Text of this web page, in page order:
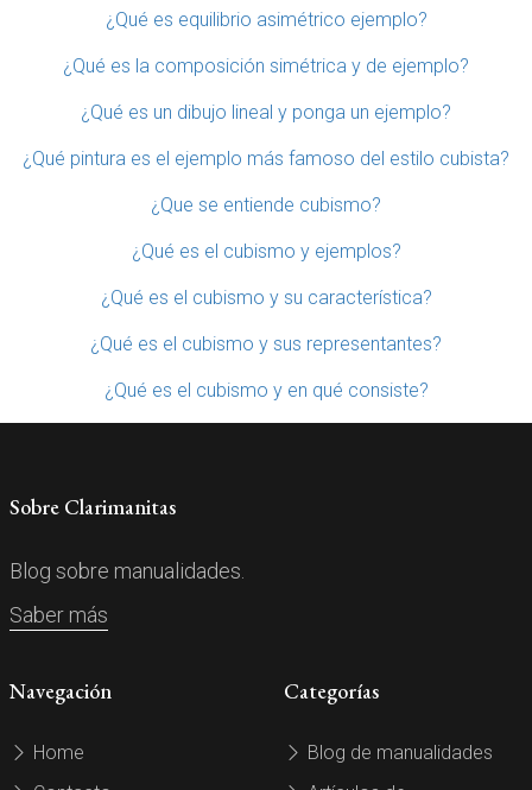
¿Qué es equilibrio asimétrico ejemplo?
¿Qué es la composición simétrica y de ejemplo?
¿Qué es un dibujo lineal y ponga un ejemplo?
¿Qué pintura es el ejemplo más famoso del estilo cubista?
¿Que se entiende cubismo?
¿Qué es el cubismo y ejemplos?
¿Qué es el cubismo y su característica?
¿Qué es el cubismo y sus representantes?
¿Qué es el cubismo y en qué consiste?
Sobre Clarimanitas
Blog sobre manualidades.
Saber más
Navegación
Home
Categorías
Blog de manualidades